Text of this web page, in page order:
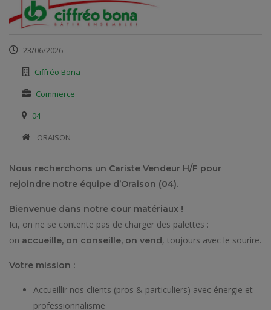
23/06/2026
Ciffréo Bona
Commerce
04
​ ORAISON
Nous recherchons un Cariste Vendeur H/F pour
rejoindre notre équipe d’Oraison (04).
Bienvenue dans notre cour matériaux !
Ici, on ne se contente pas de charger des palettes :
on accueille, on conseille, on vend , toujours avec le sourire.
Votre mission :
Accueillir nos clients (pros & particuliers) avec énergie et
professionnalisme